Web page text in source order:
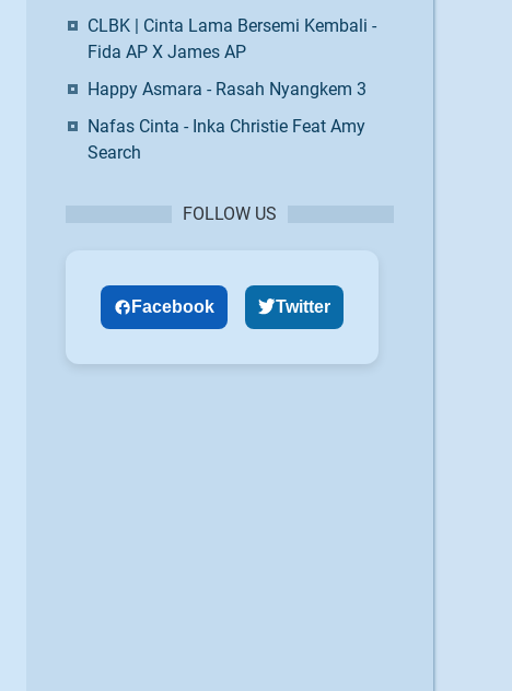
CLBK | Cinta Lama Bersemi Kembali -
Fida AP X James AP
Happy Asmara - Rasah Nyangkem 3
Nafas Cinta - Inka Christie Feat Amy
Search
FOLLOW US
Facebook Twitter